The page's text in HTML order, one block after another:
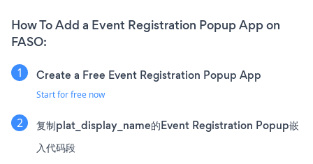
How To Add a Event Registration Popup App on
FASO:
Create a Free Event Registration Popup App
Start for free now
复制plat_display_name的Event Registration Popup嵌
入代码段